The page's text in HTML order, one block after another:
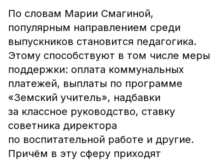
По словам Марии Смагиной,
популярным направлением среди
выпускников становится педагогика.
Этому способствуют в том числе меры
поддержки: оплата коммунальных
платежей, выплаты по программе
«Земский учитель», надбавки
за классное руководство, ставку
советника директора
по воспитательной работе и другие.
Причём в эту сферу приходят